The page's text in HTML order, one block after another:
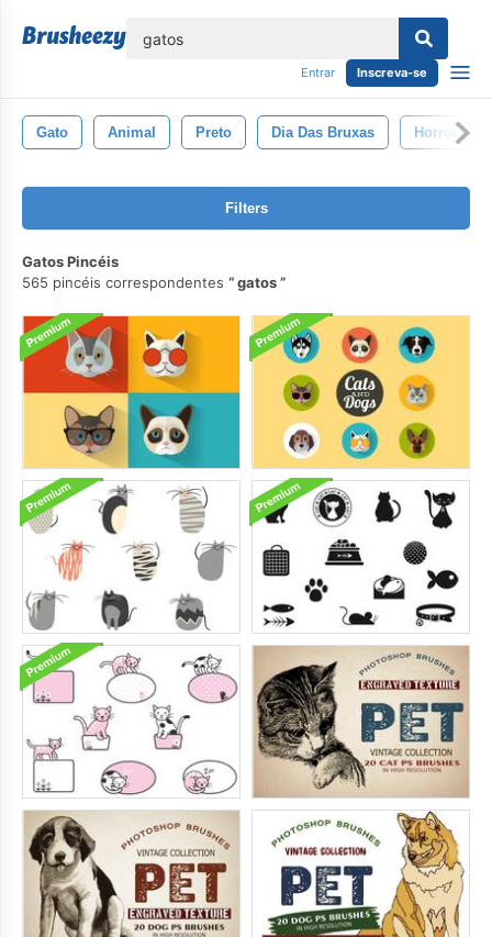
Entrar Inscreva-se
Gato Animal Preto Dia Das Bruxas Horror
Filters
Gatos Pincéis
565 pincéis correspondentes
gatos